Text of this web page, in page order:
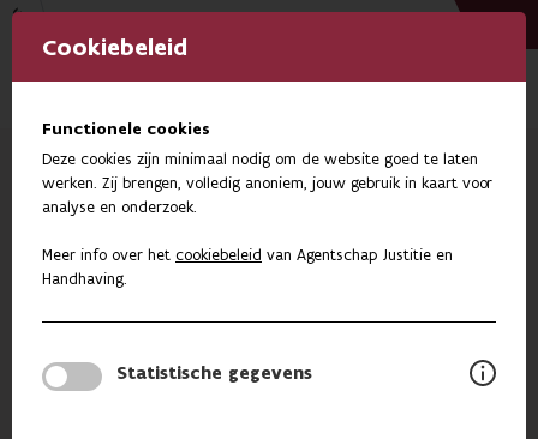
Cookiebeleid
Functionele cookies
Deze cookies zijn minimaal nodig om de website goed te laten
werken. Zij brengen, volledig anoniem, jouw gebruik in kaart voor
analyse en onderzoek.
Meer info over het cookiebeleid van Agentschap Justitie en
Handhaving.
Statistische gegevens
20 jaar werkstraf in 2022
“Iedereen verdient de kans om iets
terug te geven aan de
als straf. Op werkvloeren, of prestatieplaatsen waar